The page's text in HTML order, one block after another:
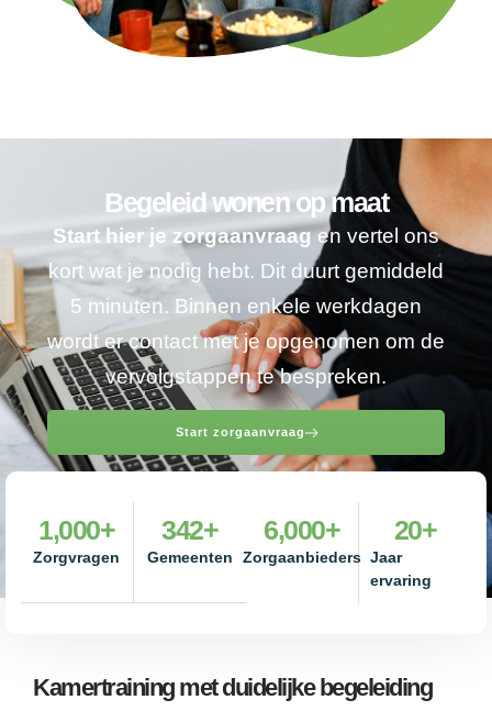
Begeleid wonen op maat
Start hier je zorgaanvraagen vertel ons
kort wat je nodig hebt. Dit duurt gemiddeld
5 minuten. Binnen enkele werkdagen
wordt er contact met je opgenomen om de
vervolgstappen te bespreken.
Start zorgaanvraag
Zorgvragen
1,000+
Gemeenten
342+
Zorgaanbieders
6,000+
Jaar
ervaring
20+
Kamertraining met duidelijke begeleiding